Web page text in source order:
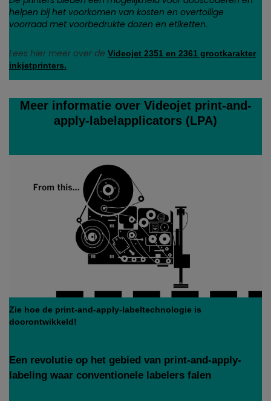
helpen bij het voorkomen van kosten en overtollige
voorraad met voorbedrukte dozen en etiketten.
Lees hier meer over de Videojet 2351 en 2361 grootkarakter
inkjetprinters.
Meer informatie over Videojet print-and-
apply-labelapplicators (LPA)
Zie hoe de print-and-apply-labeltechnologie is
doorontwikkeld!
Een revolutie op het gebied van print-and-apply-
labeling waar conventionele labelers falen